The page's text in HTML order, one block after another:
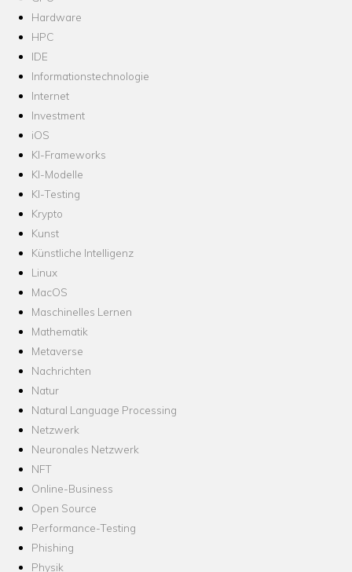
Hardware
HPC
IDE
Informationstechnologie
Internet
Investment
iOS
KI-Frameworks
KI-Modelle
KI-Testing
Krypto
Kunst
Künstliche Intelligenz
Linux
MacOS
Maschinelles Lernen
Mathematik
Metaverse
Nachrichten
Natur
Natural Language Processing
Netzwerk
Neuronales Netzwerk
NFT
Online-Business
Open Source
Performance-Testing
Phishing
Physik